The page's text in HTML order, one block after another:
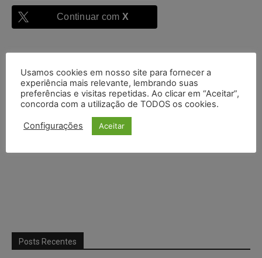
Continuar com X
Posts Recentes
Usamos cookies em nosso site para fornecer a
experiência mais relevante, lembrando suas
preferências e visitas repetidas. Ao clicar em “Aceitar”,
concorda com a utilização de TODOS os cookies.
Configurações Aceitar